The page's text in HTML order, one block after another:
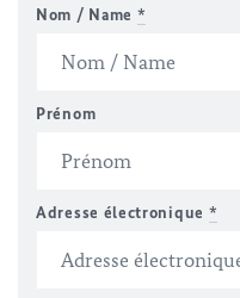
Nom / Name *
Prénom
Adresse électronique *